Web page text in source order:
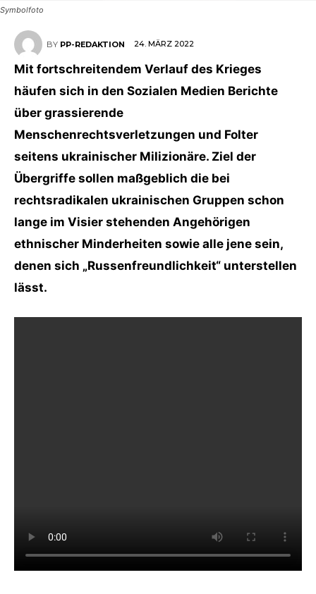
Symbolfoto
BY PP-REDAKTION 24. MÄRZ 2022
Mit fortschreitendem Verlauf des Krieges
häufen sich in den Sozialen Medien Berichte
über grassierende
Menschenrechtsverletzungen und Folter
seitens ukrainischer Milizionäre. Ziel der
Übergriffe sollen maßgeblich die bei
rechtsradikalen ukrainischen Gruppen schon
lange im Visier stehenden Angehörigen
ethnischer Minderheiten sowie alle jene sein,
denen sich „Russenfreundlichkeit“ unterstellen
lässt.